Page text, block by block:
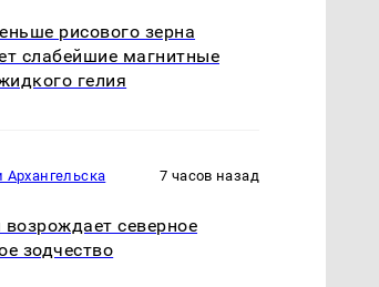
рисового зерна
слабейшие магнитные
гелия
Архангельска 7 часов назад
северное
зодчество